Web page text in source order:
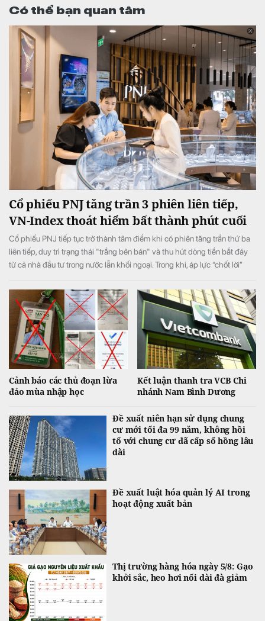
Có thể bạn quan tâm
Cổ phiếu PNJ tăng trần 3 phiên liên tiếp,
VN-Index thoát hiểm bất thành phút cuối
Cổ phiếu PNJ tiếp tục trở thành tâm điểm khi có phiên tăng trần thứ ba
liên tiếp, duy trì trạng thái "trắng bên bán" và thu hút dòng tiền bắt đáy
từ cả nhà đầu tư trong nước lẫn khối ngoại. Trong khi, áp lực “chốt lời”
Cảnh báo các thủ đoạn lừa
đảo mùa nhập học
Kết luận thanh tra VCB Chi
nhánh Nam Bình Dương
Đề xuất niên hạn sử dụng chung
cư mới tối đa 99 năm, không hồi
tố với chung cư đã cấp sổ hồng lâu
dài
Đề xuất luật hóa quản lý AI trong
hoạt động xuất bản
Thị trường hàng hóa ngày 5/8: Gạo
khởi sắc, heo hơi nối dài đà giảm